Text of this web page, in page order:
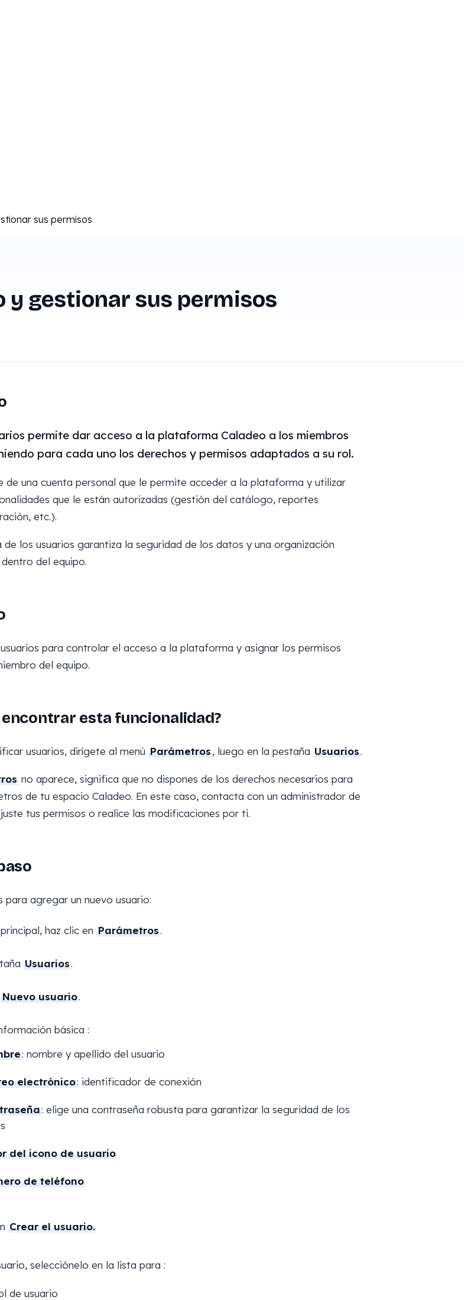
sus permisos
y gestionar sus permisos
permite dar acceso a la plataforma Caladeo a los miembros
para cada uno los derechos y permisos adaptados a su rol.
de una cuenta personal que le permite acceder a la plataforma y utilizar
que le están autorizadas (gestión del catálogo, reportes
etc.).
los usuarios garantiza la seguridad de los datos y una organización
del equipo.
para controlar el acceso a la plataforma y asignar los permisos
del equipo.
encontrar esta funcionalidad?
usuarios, dirígete al menú Parámetros, luego en la pestaña Usuarios.
no aparece, significa que no dispones de los derechos necesarios para
de tu espacio Caladeo. En este caso, contacta con un administrador de
tus permisos o realice las modificaciones por ti.
para agregar un nuevo usuario:
haz clic en Parámetros.
Usuarios.
Nuevo usuario.
básica :
: nombre y apellido del usuario
electrónico: identificador de conexión
: elige una contraseña robusta para garantizar la seguridad de los
del icono de usuario
de teléfono
Crear el usuario.
selecciónelo en la lista para :
de usuario